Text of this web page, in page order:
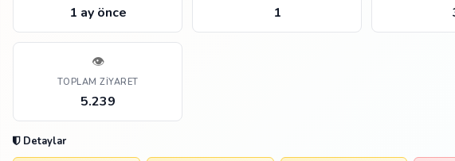
1 ay önce 1
👁️
TOPLAM ZIYARET
5.239
Detaylar